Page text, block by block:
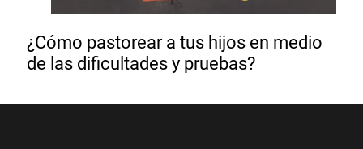
¿Cómo pastorear a tus hijos en medio
de las dificultades y pruebas?